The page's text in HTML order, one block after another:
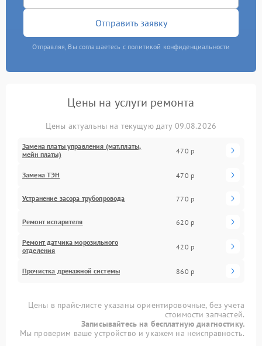
Отправить заявку
Отправляя, Вы соглашаетесь с политикой конфиденциальности
Цены на услуги ремонта
Цены актуальны на текущую дату 09.08.2026
Замена платы управления (мат.платы,
мейн платы)
470 р
Замена ТЭН 470 р
Устранение засора трубопровода 770 р
Ремонт испарителя 620 р
Ремонт датчика морозильного
отделения
420 р
Прочистка дренажной системы 860 р
Цены в прайс-листе указаны ориентировочные, без учета
стоимости запчастей.
Записывайтесь на бесплатную диагностику.
Мы проверим ваше устройство и укажем на неисправность.